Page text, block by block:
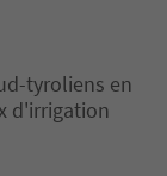
tyroliens en
d'irrigation